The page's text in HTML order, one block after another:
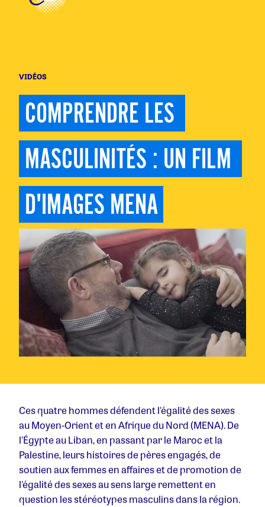
VIDÉOS
COMPRENDRE LES
MASCULINITÉS : UN FILM
D'IMAGES MENA
Ces quatre hommes défendent l'égalité des sexes
au Moyen-Orient et en Afrique du Nord (MENA). De
l'Égypte au Liban, en passant par le Maroc et la
Palestine, leurs histoires de pères engagés, de
soutien aux femmes en affaires et de promotion de
l'égalité des sexes au sens large remettent en
question les stéréotypes masculins dans la région.